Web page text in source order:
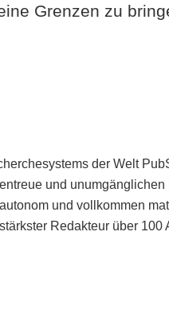
Grenzen zu
der Welt
und
und vollkommen
Redakteur über